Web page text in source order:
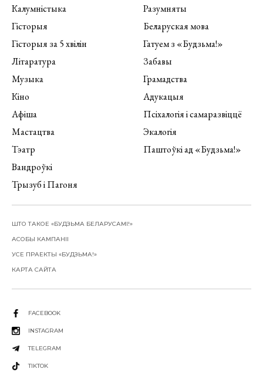
Калумністыка
Гісторыя
Гісторыя за 5 хвілін
Літаратура
Музыка
Кіно
Афіша
Мастацтва
Тэатр
Вандроўкі
Трызуб і Пагоня
Разумняты
Беларуская мова
Гатуем з «Будзьма!»
Забавы
Грамадства
Адукацыя
Псіхалогія і самаразвіццё
Экалогія
Паштоўкі ад «Будзьма!»
ШТО ТАКОЕ «БУДЗЬМА БЕЛАРУСАМІ!»
АСОБЫ КАМПАНІІ
УСЕ ПРАЕКТЫ «БУДЗЬМА!»
КАРТА САЙТА
FACEBOOK
INSTAGRAM
TELEGRAM
TIKTOK